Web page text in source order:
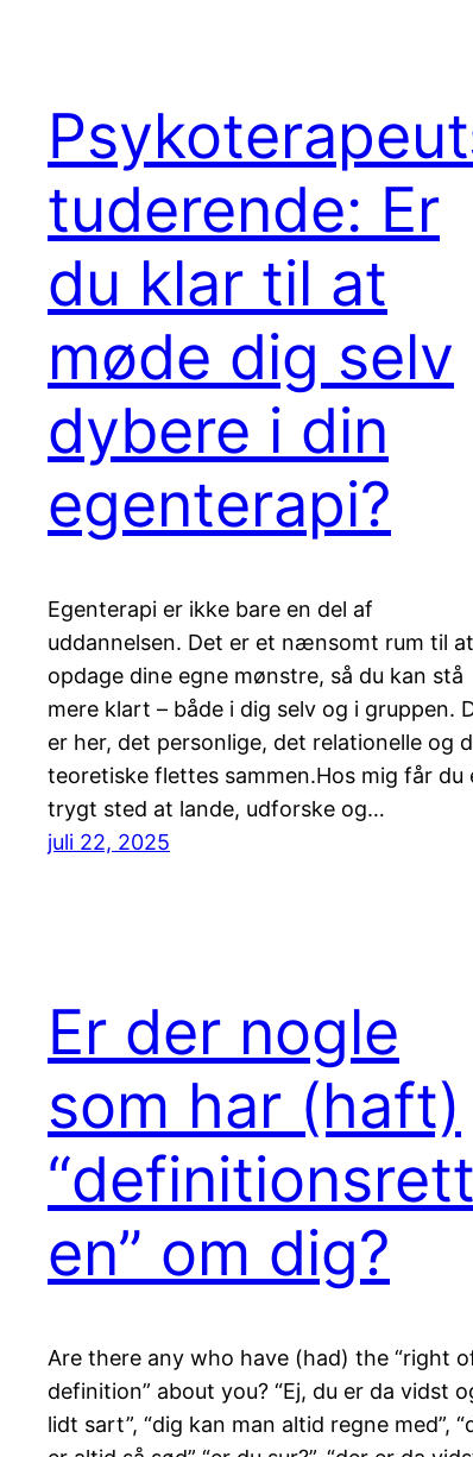
tuderende: Er
du klar til at
møde dig selv
dybere i din
egenterapi?
Egenterapi er ikke bare en del af
uddannelsen. Det er et nænsomt rum til at
opdage dine egne mønstre, så du kan stå
mere klart – både i dig selv og i gruppen.
er her, det personlige, det relationelle og
teoretiske flettes sammen.Hos mig får du
trygt sted at lande, udforske og…
juli 22, 2025
Er der nogle
som har (haft)
“definitionsrett
en” om dig?
Are there any who have (had) the “right
definition” about you? “Ej, du er da vidst
lidt sart”, “dig kan man altid regne med”,